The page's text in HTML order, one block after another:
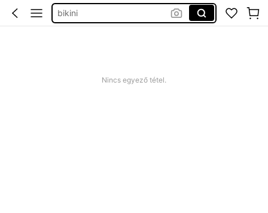
strandruha
Nincs egyező tétel.